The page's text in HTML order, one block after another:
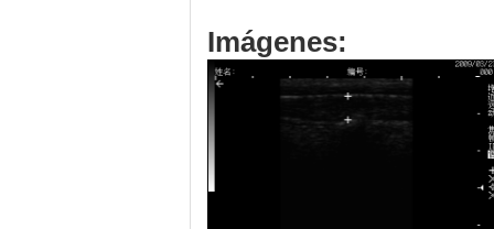
Imágenes: